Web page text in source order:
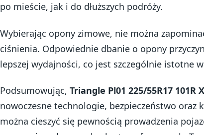
po mieście, jak i do dłuższych podróży.
Wybierając opony zimowe, nie można
ciśnienia. Odpowiednie dbanie o opony
lepszej wydajności, co jest szczególnie istotne
Podsumowując, Triangle Pl01 225/55R17 101R
nowoczesne technologie, bezpieczeństwo oraz
można cieszyć się pewnością prowadzenia